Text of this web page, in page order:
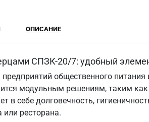
ОПИСАНИЕ
СПЗК-20/7: удобный
общественного
модульным решениям, таким
в себе долговечность,
или ресторана.